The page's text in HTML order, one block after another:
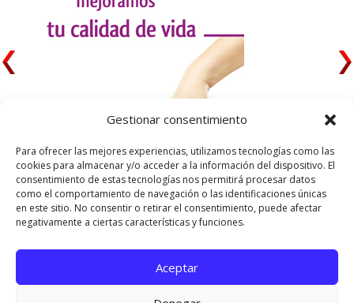
Gestionar consentimiento
Para ofrecer las mejores experiencias, utilizamos tecnologías como las
cookies para almacenar y/o acceder a la información del dispositivo. El
consentimiento de estas tecnologías nos permitirá procesar datos
como el comportamiento de navegación o las identificaciones únicas
en este sitio. No consentir o retirar el consentimiento, puede afectar
negativamente a ciertas características y funciones.
Aceptar
Utilizamos cookies para ofrecerte la mejor experiencia en